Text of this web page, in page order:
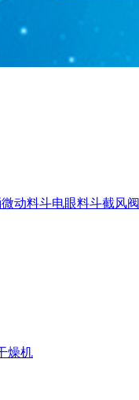
微动料斗电眼料斗截风阀
燥机